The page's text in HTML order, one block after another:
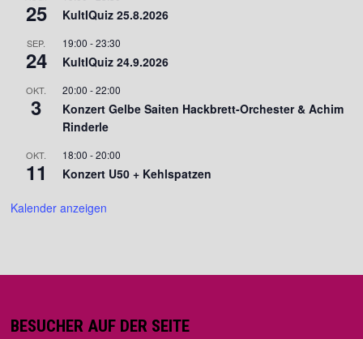
25 KultIQuiz 25.8.2026
SEP.
24
19:00 -23:30
KultIQuiz 24.9.2026
OKT.
3
20:00 -22:00
Konzert Gelbe Saiten Hackbrett-Orchester & Achim
Rinderle
OKT.
11
18:00 -20:00
Konzert U50 + Kehlspatzen
Kalender anzeigen
BESUCHER AUF DER SEITE